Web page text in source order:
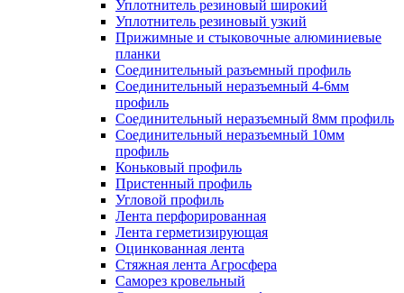
Уплотнитель резиновый широкий
Уплотнитель резиновый узкий
Прижимные и стыковочные алюминиевые
планки
Соединительный разъемный профиль
Соединительный неразъемный 4-6мм
профиль
Соединительный неразъемный 8мм профиль
Соединительный неразъемный 10мм
профиль
Коньковый профиль
Пристенный профиль
Угловой профиль
Лента перфорированная
Лента герметизирующая
Оцинкованная лента
Стяжная лента Агросфера
Саморез кровельный